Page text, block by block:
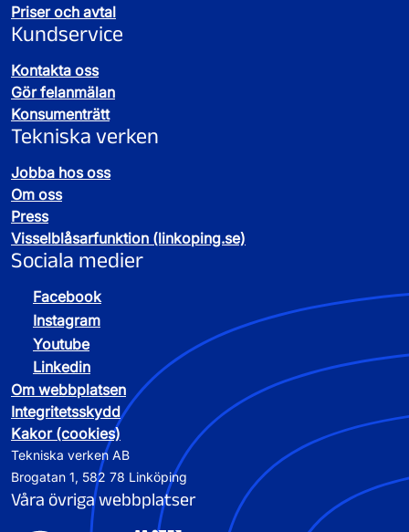
Priser och avtal
Kundservice
Kontakta oss
Gör felanmälan
Konsumenträtt
Tekniska verken
Jobba hos oss
Om oss
Press
Visselblåsarfunktion (linkoping.se)
Sociala medier
Facebook
Instagram
Youtube
Linkedin
Om webbplatsen
Integritetsskydd
Kakor (cookies)
Tekniska verken AB
Brogatan 1, 582 78 Linköping
Våra övriga webbplatser